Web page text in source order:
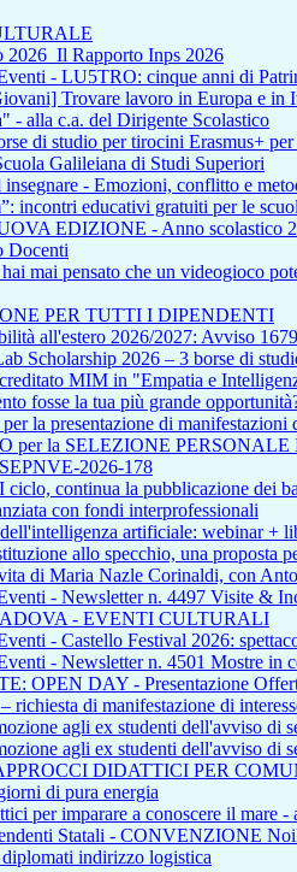
2026_Il Rapporto Inps 2026
- LU5TRO: cinque anni di
Trovare lavoro in Europa e
- alla c.a. del Dirigente Scolastico
di studio per tirocini Erasmus+
Galileiana di Studi Superiori
- Emozioni, conflitto e
incontri educativi gratuiti per le
EDIZIONE - Anno
Docenti
mai pensato che un videogioco
PER TUTTI I DIPENDENTI
all'estero 2026/2027: Avviso
Scholarship 2026 – 3 borse di
MIM in "Empatia e
fosse la tua più grande
la presentazione di
per la SELEZIONE PERSONALE
2026-178
ciclo, continua la pubblicazione dei
con fondi interprofessionali
artificiale: webinar +
allo specchio, una proposta
di Maria Nazle Corinaldi, con
- Newsletter n. 4497 Visite &
- EVENTI CULTURALI
- Castello Festival 2026:
- Newsletter n. 4501 Mostre in
OPEN DAY - Presentazione
richiesta di manifestazione di
agli ex studenti dell'avviso di
agli ex studenti dell'avviso di
DIDATTICI PER
di pura energia
per imparare a conoscere il mare -
Statali - CONVENZIONE
indirizzo logistica